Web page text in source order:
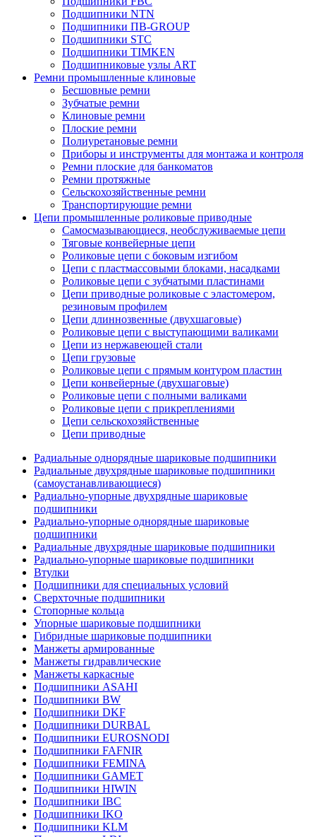
Подшипники NTN
Подшипники ПВ-GROUP
Подшипники STC
Подшипники TIMKEN
Подшипниковые узлы ART
Ремни промышленные клиновые
Бесшовные ремни
Зубчатые ремни
Клиновые ремни
Плоские ремни
Полиуретановые ремни
Приборы и инструменты для монтажа и контроля
Ремни плоские для банкоматов
Ремни протяжные
Сельскохозяйственные ремни
Транспортирующие ремни
Цепи промышленные роликовые приводные
Самосмазывающиеся, необслуживаемые цепи
Тяговые конвейерные цепи
Роликовые цепи с боковым изгибом
Цепи с пластмассовыми блоками, насадками
Роликовые цепи с зубчатыми пластинами
Цепи приводные роликовые с эластомером,
резиновым профилем
Цепи длиннозвенные (двухшаговые)
Роликовые цепи с выступающими валиками
Цепи из нержавеющей стали
Цепи грузовые
Роликовые цепи с прямым контуром пластин
Цепи конвейерные (двухшаговые)
Роликовые цепи с полными валиками
Роликовые цепи с прикреплениями
Цепи сельскохозяйственные
Цепи приводные
Радиальные однорядные шариковые подшипники
Радиальные двухрядные шариковые подшипники
(самоустанавливающиеся)
Радиально-упорные двухрядные шариковые
подшипники
Радиально-упорные однорядные шариковые
подшипники
Радиальные двухрядные шариковые подшипники
Радиально-упорные шариковые подшипники
Втулки
Подшипники для специальных условий
Сверхточные подшипники
Стопорные кольца
Упорные шариковые подшипники
Гибридные шариковые подшипники
Манжеты армированные
Манжеты гидравлические
Манжеты каркасные
Подшипники ASAHI
Подшипники BW
Подшипники DKF
Подшипники DURBAL
Подшипники EUROSNODI
Подшипники FAFNIR
Подшипники FEMINA
Подшипники GAMET
Подшипники HIWIN
Подшипники IBC
Подшипники IKO
Подшипники KLM